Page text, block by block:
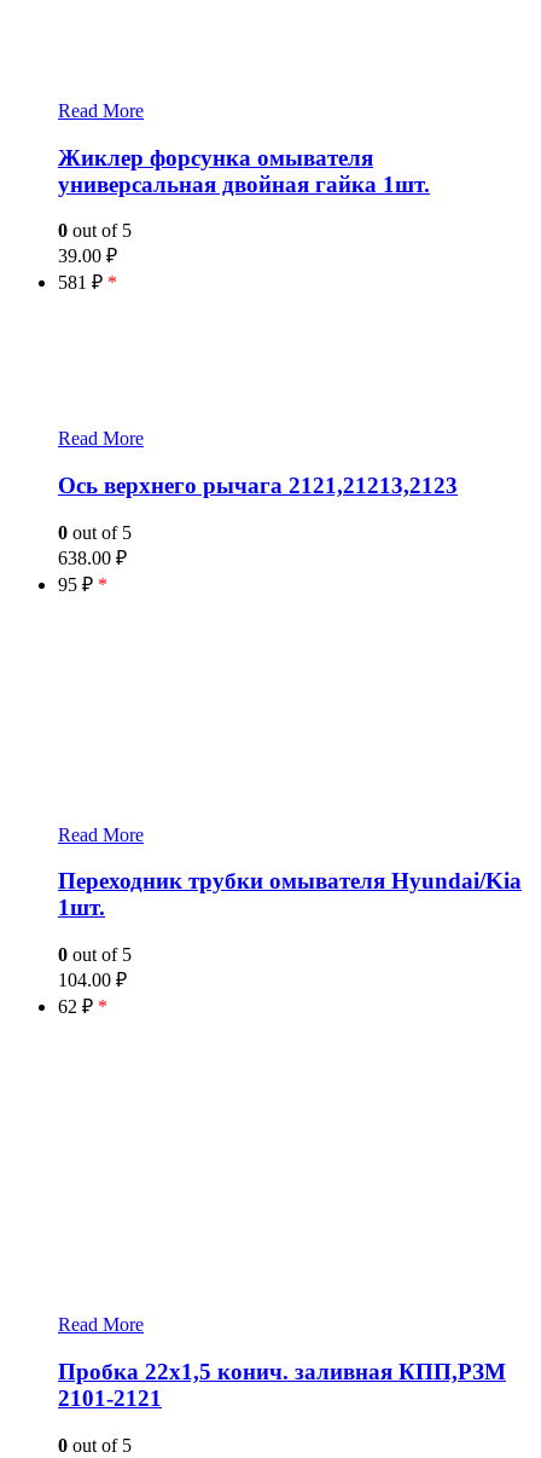
Read More
Жиклер форсунка омывателя
универсальная двойная гайка 1шт.
0 out of 5
39.00 ₽
581 ₽ *
Read More
Ось верхнего рычага 2121,21213,2123
0 out of 5
638.00 ₽
95 ₽ *
Read More
Переходник трубки омывателя Hyundai/Kia
1шт.
0 out of 5
104.00 ₽
62 ₽ *
Read More
Пробка 22х1,5 конич. заливная КПП,РЗМ
2101-2121
0 out of 5